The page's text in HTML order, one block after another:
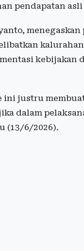
pendapatan
kebijakan
ini justru
dalam
(13/6/2026).